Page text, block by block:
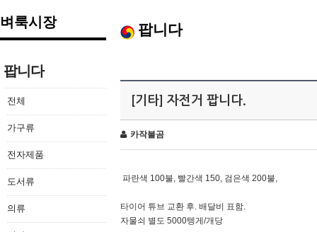
벼룩시장
팝니다
전체
가구류
전자제품
도서류
의류
팝니다
[기타] 자전거 팝니다.
카작불곰
파란색 100불, 빨간색 150, 검은색 200불,
타이어 튜브 교환 후. 배달비 표함.
자물쇠 별도 5000텡게/개당